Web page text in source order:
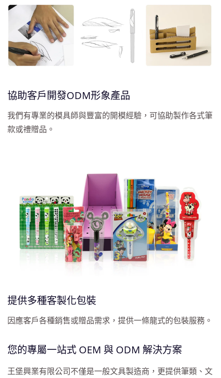
協助客戶開發ODM形象產品
我們有專業的模具師與豐富的開模經驗，可協助製作各式筆
款或禮贈品。
提供多種客製化包裝
因應客戶各種銷售或贈品需求，提供一條龍式的包裝服務。
您的專屬一站式 OEM 與 ODM 解決方案
王堡興業有限公司不僅是一般文具製造商，更提供筆類、文